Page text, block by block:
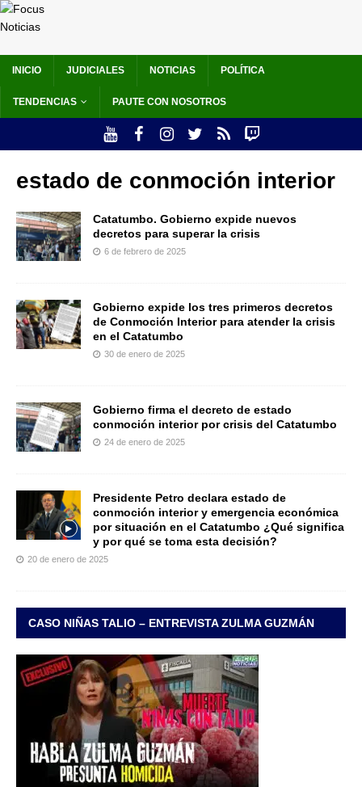
INICIO JUDICIALES NOTICIAS POLÍTICA
TENDENCIAS PAUTE CON NOSOTROS
estado de conmoción interior
Catatumbo. Gobierno expide nuevos
decretos para superar la crisis
6 de febrero de 2025
Gobierno expide los tres primeros decretos
de Conmoción Interior para atender la crisis
en el Catatumbo
30 de enero de 2025
Gobierno firma el decreto de estado
conmoción interior por crisis del Catatumbo
24 de enero de 2025
Presidente Petro declara estado de
conmoción interior y emergencia económica
por situación en el Catatumbo ¿Qué significa
y por qué se toma esta decisión?
20 de enero de 2025
CASO NIÑAS TALIO – ENTREVISTA ZULMA GUZMÁN